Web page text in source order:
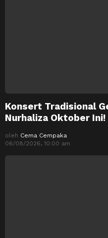
Konsert Tradisional
Nurhaliza Oktober Ini!
oleh Cema Cempaka
06/08/2026, 10:00 am